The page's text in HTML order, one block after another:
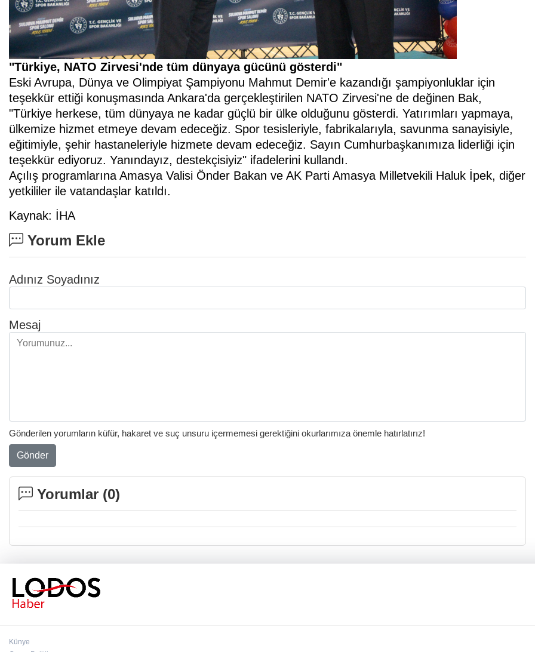
"Türkiye, NATO Zirvesi'nde tüm dünyaya gücünü gösterdi"
Eski Avrupa, Dünya ve Olimpiyat Şampiyonu Mahmut Demir'e kazandığı şampiyonluklar için
teşekkür ettiği konuşmasında Ankara'da gerçekleştirilen NATO Zirvesi'ne de değinen Bak,
"Türkiye herkese, tüm dünyaya ne kadar güçlü bir ülke olduğunu gösterdi. Yatırımları yapmaya,
ülkemize hizmet etmeye devam edeceğiz. Spor tesisleriyle, fabrikalarıyla, savunma sanayisiyle,
eğitimiyle, şehir hastaneleriyle hizmete devam edeceğiz. Sayın Cumhurbaşkanımıza liderliği için
teşekkür ediyoruz. Yanındayız, destekçisiyiz" ifadelerini kullandı.
Açılış programlarına Amasya Valisi Önder Bakan ve AK Parti Amasya Milletvekili Haluk İpek, diğer
yetkililer ile vatandaşlar katıldı.
Kaynak: İHA
Yorum Ekle
Adınız Soyadınız
Mesaj
Gönderilen yorumların küfür, hakaret ve suç unsuru içermemesi gerektiğini okurlarımıza önemle hatırlatırız!
Gönder
Yorumlar (0)
Künye